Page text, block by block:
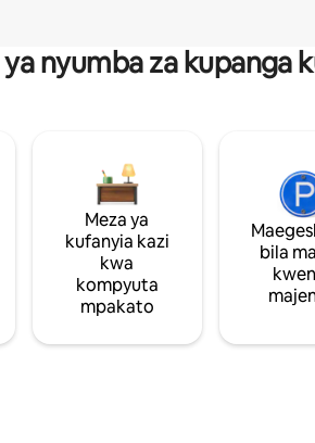
nyumba za kupanga
Meza ya
kufanyia kazi
kwa
kompyuta
mpakato
bila